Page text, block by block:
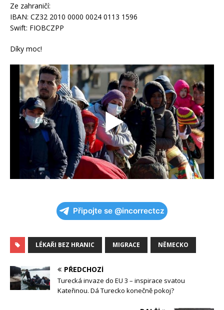
Ze zahraničí:
IBAN: CZ32 2010 0000 0024 0113 1596
Swift: FIOBCZPP
Díky moc!
Připojte se @incorrectcz
LÉKAŘI BEZ HRANIC MIGRACE NĚMECKO
PŘEDCHOZÍ
Turecká invaze do EU 3 – inspirace svatou
Kateřinou. Dá Turecko konečně pokoj?